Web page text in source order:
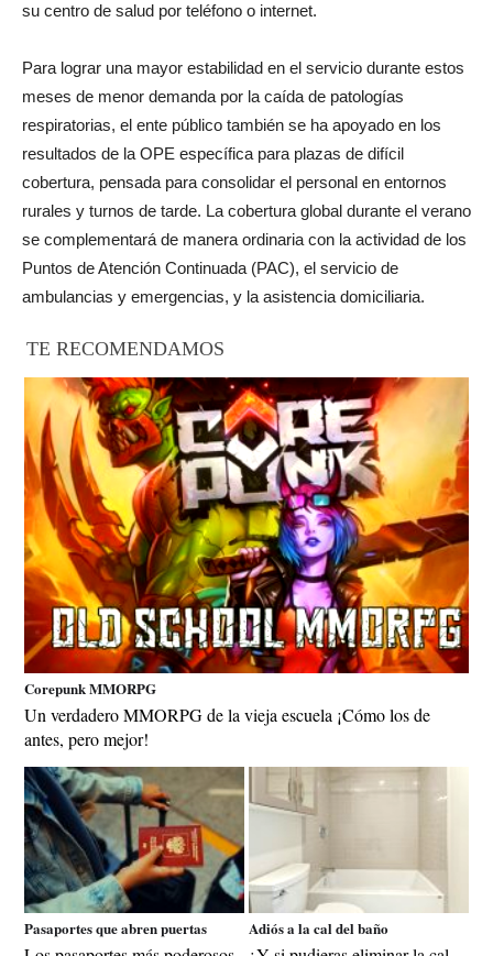
su centro de salud por teléfono o internet.
Para lograr una mayor estabilidad en el servicio durante estos
meses de menor demanda por la caída de patologías
respiratorias, el ente público también se ha apoyado en los
resultados de la OPE específica para plazas de difícil
cobertura, pensada para consolidar el personal en entornos
rurales y turnos de tarde. La cobertura global durante el verano
se complementará de manera ordinaria con la actividad de los
Puntos de Atención Continuada (PAC), el servicio de
ambulancias y emergencias, y la asistencia domiciliaria.
TE RECOMENDAMOS
Corepunk MMORPG
Un verdadero MMORPG de la vieja escuela ¡Cómo los de
antes, pero mejor!
Pasaportes que abren puertas Adiós a la cal del baño